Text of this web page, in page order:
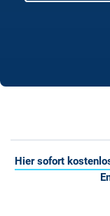
Hier sofort